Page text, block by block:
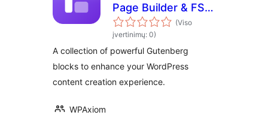
Page Builder & FSE
Kit
(Viso
įvertinimų: 0)
A collection of powerful Gutenberg
blocks to enhance your WordPress
content creation experience.
WPAxiom